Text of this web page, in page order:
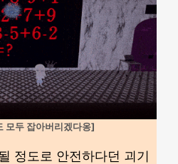
모두 잡아버리겠다옹]
정도로 안전하다던 괴기